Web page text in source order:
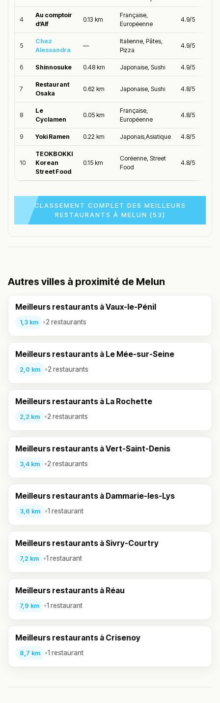
4
Au comptoir
d’Alf
0.13 km
Française,
Européenne
4.9/5
5
Chez
Alessandra
—
Italienne, Pâtes,
Pizza
4.9/5
6 Shinnosuke 0.48 km Japonaise, Sushi 4.9/5
7
Restaurant
Osaka
0.62 km Japonaise, Sushi 4.8/5
8
Le
Cyclamen
0.05 km
Française,
Européenne
4.8/5
9 Yoki Ramen 0.22 km Japonais,Asiatique 4.8/5
10
TEOKBOKKI
Korean
Street Food
0.15 km
Coréenne, Street
Food
4.8/5
CLASSEMENT COMPLET DES MEILLEURS
RESTAURANTS À MELUN (53)
Autres villes à proximité de Melun
Meilleurs restaurants à Vaux-le-Pénil
1,3 km •2 restaurants
Meilleurs restaurants à Le Mée-sur-Seine
2,0 km •2 restaurants
Meilleurs restaurants à La Rochette
2,2 km •2 restaurants
Meilleurs restaurants à Vert-Saint-Denis
3,4 km •2 restaurants
Meilleurs restaurants à Dammarie-les-Lys
3,6 km •1 restaurant
Meilleurs restaurants à Sivry-Courtry
7,2 km •1 restaurant
Meilleurs restaurants à Réau
7,9 km •1 restaurant
Meilleurs restaurants à Crisenoy
8,7 km •1 restaurant